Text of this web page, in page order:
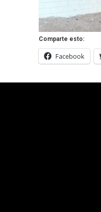
Comparte esto:
Facebook